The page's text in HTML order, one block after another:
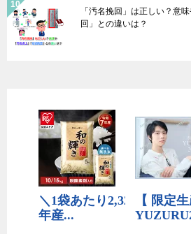
「汚名挽回」は正しい？意
回」との違いは？